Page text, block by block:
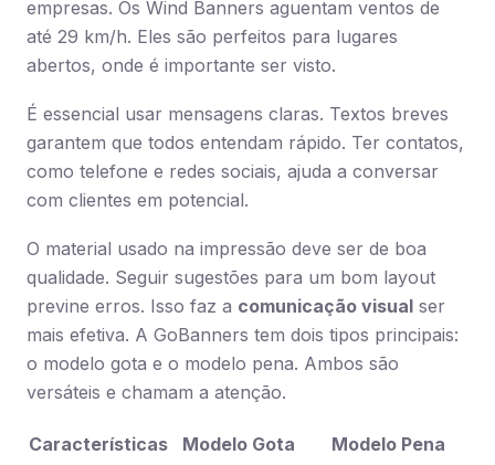
empresas. Os Wind Banners aguentam ventos de
até 29 km/h. Eles são perfeitos para lugares
abertos, onde é importante ser visto.
É essencial usar mensagens claras. Textos breves
garantem que todos entendam rápido. Ter contatos,
como telefone e redes sociais, ajuda a conversar
com clientes em potencial.
O material usado na impressão deve ser de boa
qualidade. Seguir sugestões para um bom layout
previne erros. Isso faz a comunicação visual ser
mais efetiva. A GoBanners tem dois tipos principais:
o modelo gota e o modelo pena. Ambos são
versáteis e chamam a atenção.
Características Modelo Gota
Modelo Pena